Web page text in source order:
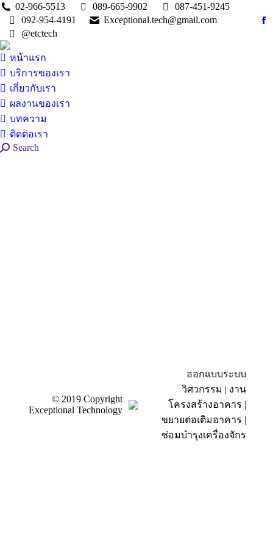
02-966-5513 089-665-9902
087-451-9245
092-954-4191
Exceptional.tech@gmail.com
@etctech
หน้าแรก
บริการของเรา
เกี่ยวกับเรา
ผลงานของเรา
บทความ
ติดต่อเรา
Search:
Search
© 2019 Copyright
Exceptional Technology
ออกแบบระบบ
วิศวกรรม | งาน
โครงสร้างอาคาร |
ขยายต่อเติมอาคาร |
ซ่อมบำรุงเครื่องจักร